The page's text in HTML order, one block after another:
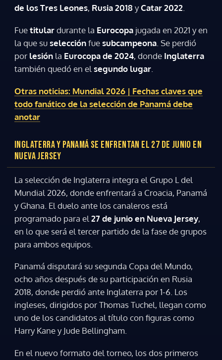
Gracias por suscribirte a nuestro boletín.
ACEPTAR
de los Tres Leones, Rusia 2018 yCatar 2022.
Fuetitulardurante la Eurocopa jugada en 2021 y en
la que suselecciónfuesubcampeona . Se perdió
por lesión la Eurocopa de 2024, donde Inglaterra
también quedó en el segundo lugar
Otras noticias: Mundial 2026 | Fechas claves que
todo fanático de la selección de Panamá debe
anotar
INGLATERRA Y PANAMÁ SE ENFRENTAN EL 27 DE JUNIO EN
NUEVA JERSEY
La selección de Inglaterra integra el Grupo L del
Mundial 2026, donde enfrentará a Croacia, Panamá
y Ghana. El duelo ante los canaleros está
programado para el 27 de junio en Nueva Jersey,
en lo que será el tercer partido de la fase de grupos
para ambos equipos.
Panamá disputará su segunda Copa del Mundo,
ocho años después de su participación en Rusia
2018, donde perdió ante Inglaterra por 1-6. Los
ingleses, dirigidos por Thomas Tuchel, llegan como
uno de los candidatos al título con figuras como
Harry Kane y Jude Bellingham.
En el nuevo formato del torneo, los dos primeros